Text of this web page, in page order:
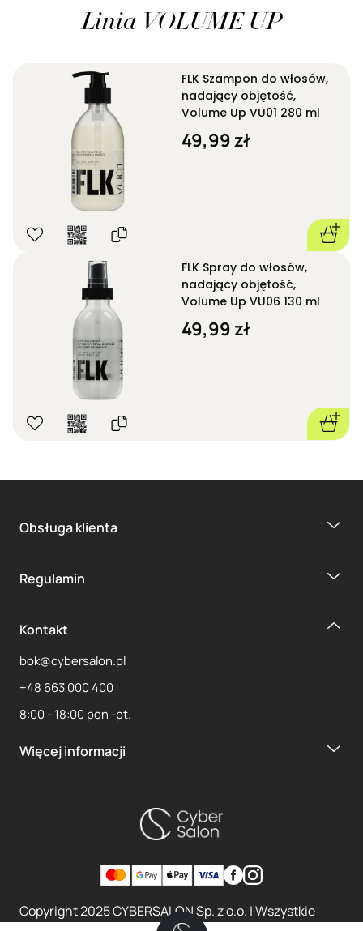
Linia VOLUME UP
FLK Szampon do włosów,
nadający objętość,
Volume Up VU01 280 ml
49,99 zł
FLK Spray do włosów,
nadający objętość,
Volume Up VU06 130 ml
49,99 zł
Obsługa klienta
Regulamin
Kontakt
bok@cybersalon.pl
+48 663 000 400
8:00 - 18:00 pon -pt.
Więcej informacji
Copyright 2025 CYBERSALON Sp. z o.o. | Wszystkie